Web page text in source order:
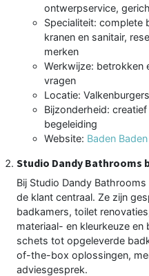
ontwerpservice,
Specialiteit: complete
kranen en sanitair,
merken
Werkwijze: betrokken
vragen
Locatie:
Bijzonderheid:
begeleiding
Website: Baden Baden
Studio Dandy Bathrooms
Bij Studio Dandy
de klant centraal. Ze zijn
badkamers, toilet
materiaal- en kleurkeuze en
schets tot opgeleverde
of-the-box oplossingen,
adviesgesprek.